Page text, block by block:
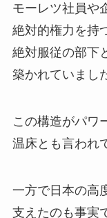
モーレツ社員や
絶対的権力を持
絶対服従の部下
築かれていまし
この構造がパワ
温床とも言われ
一方で日本の高
支えたのも事実